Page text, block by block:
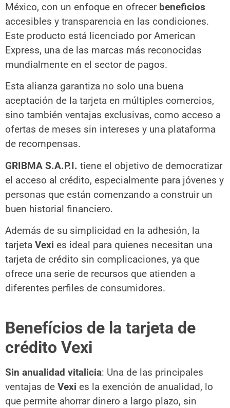
México, con un enfoque en ofrecer beneficios
accesibles y transparencia en las condiciones.
Este producto está licenciado por American
Express, una de las marcas más reconocidas
mundialmente en el sector de pagos.
Esta alianza garantiza no solo una buena
aceptación de la tarjeta en múltiples comercios,
sino también ventajas exclusivas, como acceso a
ofertas de meses sin intereses y una plataforma
de recompensas.
GRIBMA S.A.P.I. tiene el objetivo de democratizar
el acceso al crédito, especialmente para jóvenes y
personas que están comenzando a construir un
buen historial financiero.
Además de su simplicidad en la adhesión, la
tarjeta Vexi es ideal para quienes necesitan una
tarjeta de crédito sin complicaciones, ya que
ofrece una serie de recursos que atienden a
diferentes perfiles de consumidores.
Benefícios de la tarjeta de
crédito Vexi
Sin anualidad vitalicia: Una de las principales
ventajas de Vexi es la exención de anualidad, lo
que permite ahorrar dinero a largo plazo, sin